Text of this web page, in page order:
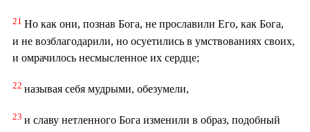
21 Но как они, познав Бога, не прославили Его, как Бога,
и не возблагодарили, но осуетились в умствованиях своих,
и омрачилось несмысленное их сердце;
22 называя себя мудрыми, обезумели,
23 и славу нетленного Бога изменили в образ, подобный